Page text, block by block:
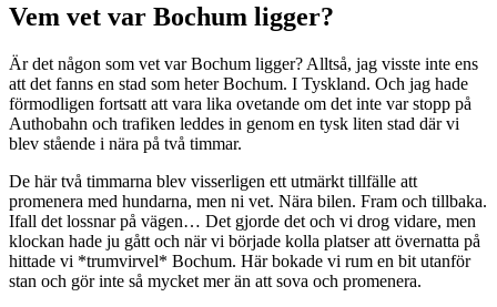
Vem vet var Bochum ligger?
Är det någon som vet var Bochum ligger? Alltså, jag visste inte ens
att det fanns en stad som heter Bochum. I Tyskland. Och jag hade
förmodligen fortsatt att vara lika ovetande om det inte var stopp på
Authobahn och trafiken leddes in genom en tysk liten stad där vi
blev stående i nära på två timmar.
De här två timmarna blev visserligen ett utmärkt tillfälle att
promenera med hundarna, men ni vet. Nära bilen. Fram och tillbaka.
Ifall det lossnar på vägen… Det gjorde det och vi drog vidare, men
klockan hade ju gått och när vi började kolla platser att övernatta på
hittade vi *trumvirvel* Bochum. Här bokade vi rum en bit utanför
stan och gör inte så mycket mer än att sova och promenera.